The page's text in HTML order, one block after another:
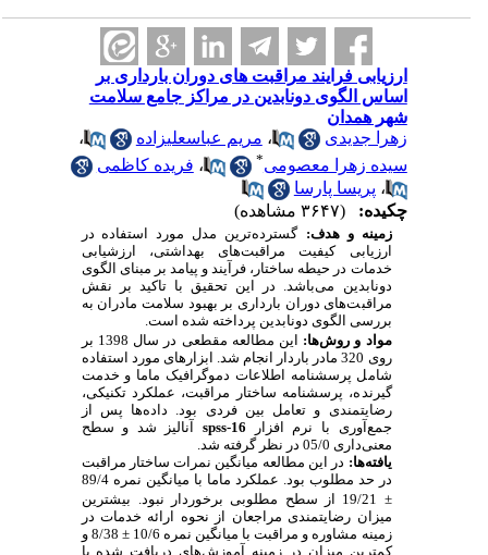
ارزیابی فرایند مراقبت های دوران بارداری بر
اساس الگوی دونابدین در مراکز جامع سلامت
شهر همدان
زهرا جدیدی
،مریم عباسعلی‎زاده
،
سیده زهرا معصومی
،فریده کاظمی
،پریسا پارسا
چکیده:
زمینه و هدف: گسترده‌ترین مدل مورد استفاده در
ارزیابی کیفیت مراقبت‌های بهداشتی، ارزشیابی
خدمات در حیطه ساختار، فرآیند و پیامد بر مبنای الگوی
دونابدین میباشد. در این تحقیق با تاکید بر نقش
مراقبت‌های دوران بارداری بر بهبود سلامت مادران به
بررسی الگوی دونابدین پرداخته شده است.
مواد و روش‌ها:این مطالعهمقطعی
در سال 1398 بر
روی 320 مادر باردار انجام شد. ابزارهای مورد استفاده
شامل پرسشنامه اطلاعات دموگرافیک ماما و خدمت
گیرنده، پرسشنامه ساختار مراقبت، عملکرد تکنیکی،
رضایتمندی و تعامل بین فردی بود. داده‌ها پس از
جمع‌آوری با نرم افزار spss-16آنالیز شد و سطح
معنی‌داری 05/0 در نظر گرفته شد.
یافته‌ها:در این مطالعه میانگین نمرات ساختار مراقبت
در حد مطلوب بود. عملکرد ماما با میانگین نمره 89/4
19/21 از سطح مطلوبی برخوردار نبود.
بیشترین
میزان رضایتمندی مراجعان از نحوه ارائه خدمات در
زمینه مشاوره و مراقبت با میانگین نمره 10/6
±
8/38 و
کمترین میزان در زمینه آموزش‌های دریافت شده با